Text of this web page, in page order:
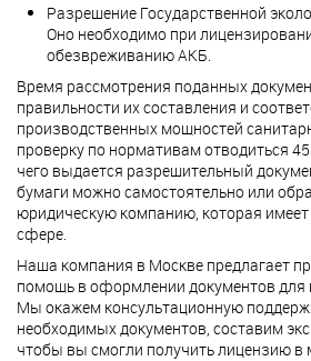
Разрешение Государственной
Оно необходимо при
обезвреживанию АКБ.
Время рассмотрения поданных
правильности их составления и
производственных мощностей
проверку по нормативам отводиться
чего выдается разрешительный
бумаги можно самостоятельно или
юридическую компанию, которая
сфере.
Наша компания в Москве предлагает
помощь в оформлении документов для
Мы окажем консультационную
необходимых документов, составим
чтобы вы смогли получить лицензию в